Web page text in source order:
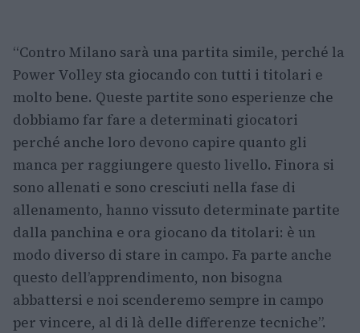
“Contro Milano sarà una partita simile, perché la
Power Volley sta giocando con tutti i titolari e
molto bene. Queste partite sono esperienze che
dobbiamo far fare a determinati giocatori
perché anche loro devono capire quanto gli
manca per raggiungere questo livello. Finora si
sono allenati e sono cresciuti nella fase di
allenamento, hanno vissuto determinate partite
dalla panchina e ora giocano da titolari: è un
modo diverso di stare in campo. Fa parte anche
questo dell’apprendimento, non bisogna
abbattersi e noi scenderemo sempre in campo
per vincere, al di là delle differenze tecniche”.